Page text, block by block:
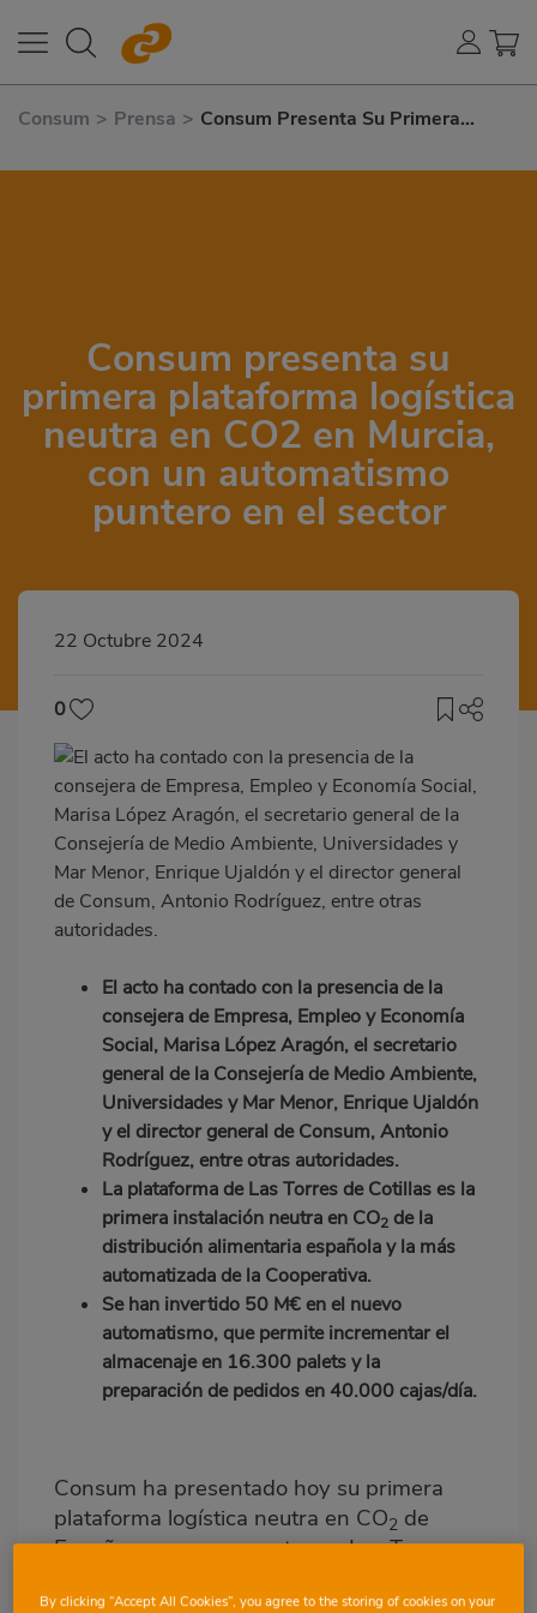
Consum > Prensa > Consum Presenta Su Primera
CO2 En Murcia, Con un
Consum presenta su
primera plataforma logística
neutra en CO2 en Murcia,
con un automatismo
puntero en el sector
22 Octubre 2024
0
El acto ha contado con la presencia de la
consejera de Empresa, Empleo y Economía
Social, Marisa López Aragón, el secretario
general de la Consejería de Medio Ambiente,
Universidades y Mar Menor, Enrique Ujaldón
y el director general de Consum, Antonio
Rodríguez, entre otras autoridades.
La plataforma de Las Torres de Cotillas es la
primera instalación neutra en CO2 de la
distribución alimentaria española y la más
automatizada de la Cooperativa.
Se han invertido 50 M€ en el nuevo
automatismo, que permite incrementar el
almacenaje en 16.300 palets y la
preparación de pedidos en 40.000 cajas/día.
Consum ha presentado hoy su primera
plataforma logística neutra en CO2 de
España, que se encuentra en Las Torres
By clicking “Accept All Cookies”, you agree to the storing of cookies on your